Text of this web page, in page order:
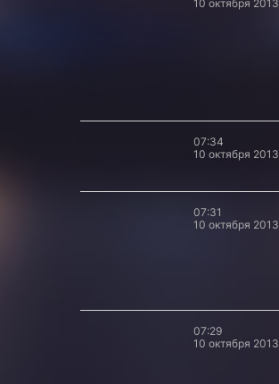
10 октября 2013
07:34
10 октября 2013
07:31
10 октября 2013
07:29
10 октября 2013